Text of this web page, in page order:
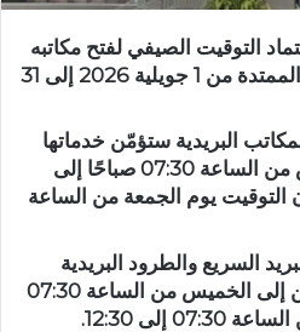
التوقيت الصيفي لفتح مكاتبه
البريدية، وذلك خلال الفترة الممتدة من 1 جويلية 2026 إلى 31
البريدية ستؤمّن خدماتها
من يوم الاثنين إلى الخميس من الساعة 07:30 صباحًا إلى
يكون التوقيت يوم الجمعة من الساعة
السريع والطرود البريدية
خلال نفس الفترة من الاثنين إلى الخميس من الساعة 07:30